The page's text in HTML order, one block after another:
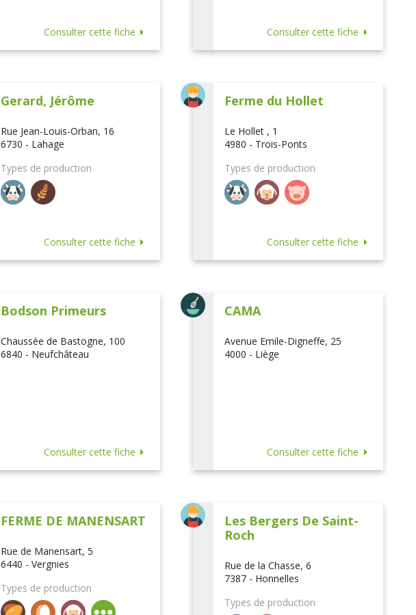
Consulter cette fiche Consulter cette fiche
Gerard, Jérôme
Rue Jean-Louis-Orban, 16
6730 - Lahage
Types de production
Consulter cette fiche
Ferme du Hollet
Le Hollet , 1
4980 - Trois-Ponts
Types de production
Consulter cette fiche
Bodson Primeurs
Chaussée de Bastogne, 100
6840 - Neufchâteau
Consulter cette fiche
CAMA
Avenue Emile-Digneffe, 25
4000 - Liège
Consulter cette fiche
FERME DE MANENSART
Rue de Manensart, 5
6440 - Vergnies
Types de production
Les Bergers De Saint-
Roch
Rue de la Chasse, 6
7387 - Honnelles
Types de production